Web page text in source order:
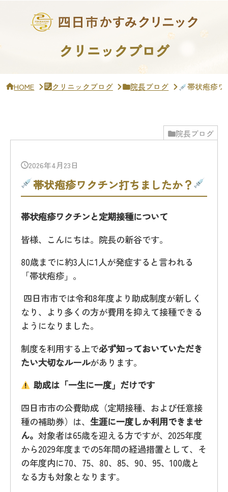
クリニックブログ
HOME クリニックブログ 院長ブログ 帯状疱疹
院長ブログ
2026年4月23日
帯状疱疹ワクチン打ちましたか？
帯状疱疹ワクチンと定期接種について
皆様、こんにちは。院長の新谷です。
80歳までに約3人に1人が発症すると言われる
「帯状疱疹」。
四日市市では令和8年度より助成制度が新しく
なり、より多くの方が費用を抑えて接種できる
ようになりました。
制度を利用する上で必ず知っておいていただき
たい大切なルールがあります。
助成は「一生に一度」だけです
四日市市の公費助成（定期接種、および任意接
種の補助券）は、 生涯に一度しか利用できませ
ん。 対象者は65歳を迎える方ですが、2025年度
から2029年度までの5年間の経過措置として、そ
の年度内に70、75、80、85、90、95、100歳と
なる方も対象となります。